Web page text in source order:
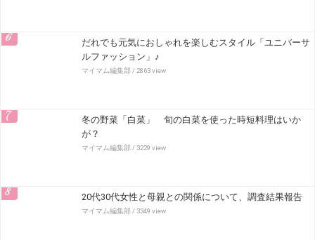
6
だれでも元気におしゃれを楽しむスタイル「ユニバーサ
ルファッション」♪
マイマム編集部/ 2863 view
7
冬の野菜「白菜」 旬の白菜を使った時短料理はいか
が？
マイマム編集部/ 3229 view
8 20代30代女性と母親との関係について、調査結果報告
マイマム編集部/ 3349 view